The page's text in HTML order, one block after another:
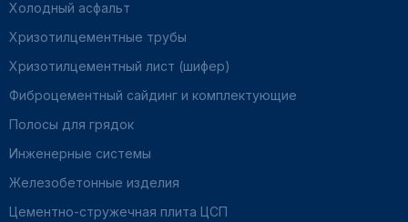
Холодный асфальт
Хризотилцементные трубы
Хризотилцементный лист (шифер)
Фиброцементный сайдинг и комплектующие
Полосы для грядок
Инженерные системы
Железобетонные изделия
Цементно-стружечная плита ЦСП